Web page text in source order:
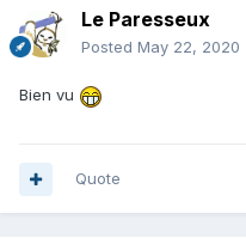
Le Paresseux
Posted May 22, 2020
Bien vu
Quote